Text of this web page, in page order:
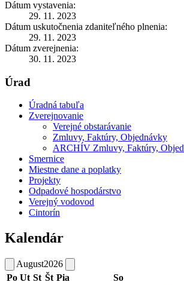
Dátum vystavenia:
29. 11. 2023
Dátum uskutočnenia zdaniteľného plnenia:
29. 11. 2023
Dátum zverejnenia:
30. 11. 2023
Úrad
Úradná tabuľa
Zverejnovanie
Verejné obstarávanie
Zmluvy, Faktúry, Objednávky
ARCHÍV Zmluvy, Faktúry,
Smernice
Miestne dane a poplatky
Projekty
Odpadové hospodárstvo
Verejný vodovod
Cintorín
Kalendár
August2026
Po Ut St Št Pia So